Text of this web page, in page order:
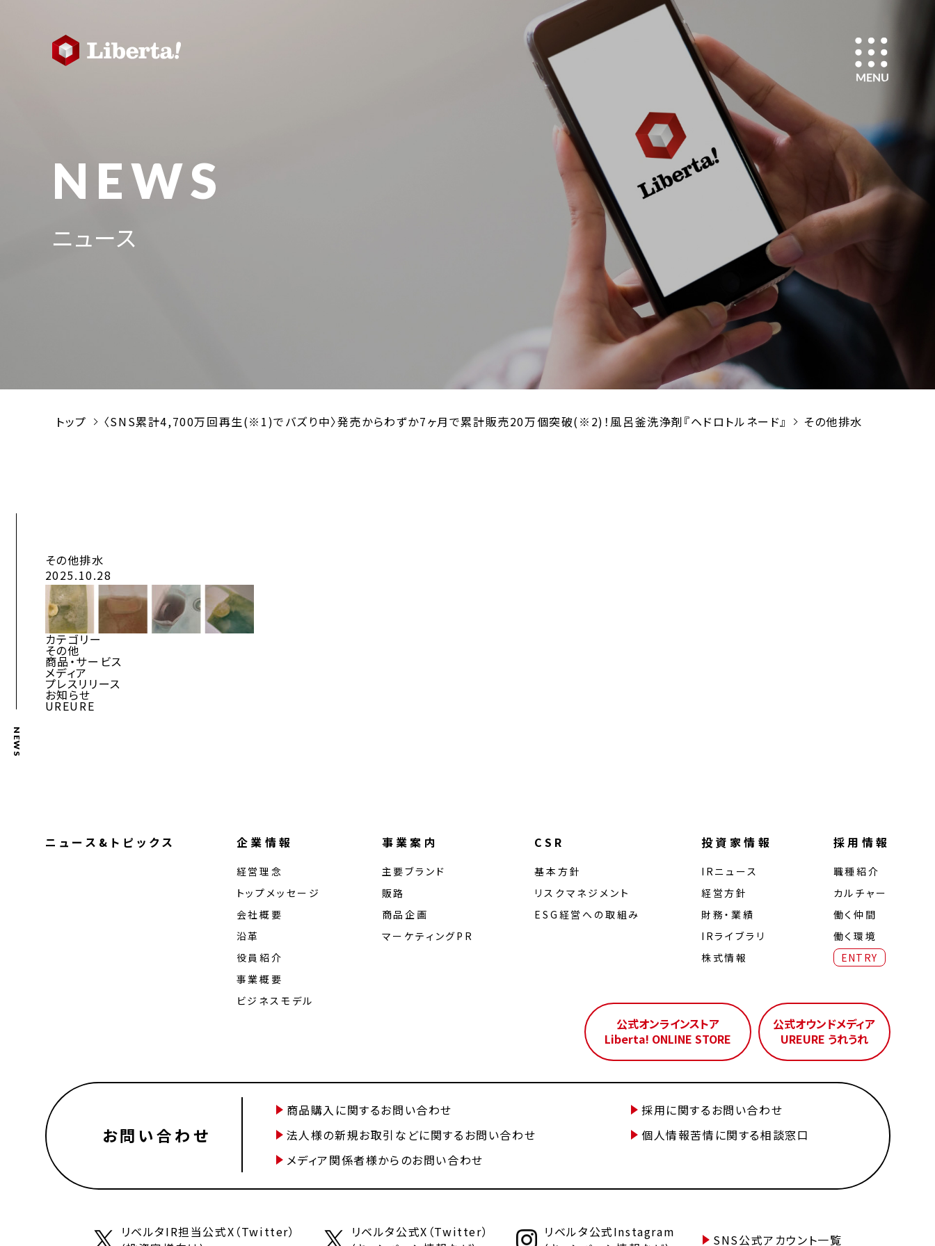
NEWS
ニュース
トップ 〈SNS累計4,700万回再生(※1)でバズり中〉発売からわずか7ヶ月で累計販売20万個突破(※2)！風呂釜洗浄剤『ヘドロトルネード』 その他排水
NEWS
その他排水
2025.10.28
カテゴリー
その他
商品・サービス
メディア
プレスリリース
お知らせ
UREURE
ニュース&トピックス 企業情報
経営理念
トップメッセージ
会社概要
沿革
役員紹介
事業概要
ビジネスモデル
事業案内
主要ブランド
販路
商品企画
マーケティングPR
CSR
基本方針
リスクマネジメント
ESG経営への取組み
投資家情報
IRニュース
経営⽅針
財務・業績
IRライブラリ
株式情報
採用情報
職種紹介
カルチャー
働く仲間
働く環境
ENTRY
公式オンラインストア
Liberta! ONLINE STORE
公式オウンドメディア
UREURE うれうれ
お問い合わせ
商品購入に関するお問い合わせ
採用に関するお問い合わせ
法人様の新規お取引などに関するお問い合わせ
個人情報苦情に関する相談窓口
メディア関係者様からのお問い合わせ
リベルタIR担当公式X（Twitter）
リベルタ公式X（Twitter）
リベルタ公式Instagram
SNS公式アカウント一覧